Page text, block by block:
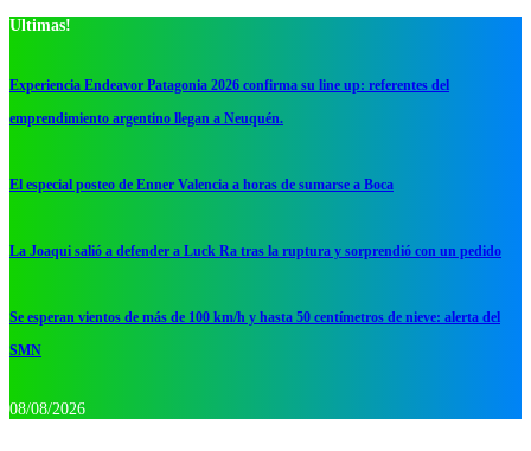
Ultimas!
Experiencia Endeavor Patagonia 2026 confirma su line up: referentes del
emprendimiento argentino llegan a Neuquén.
El especial posteo de Enner Valencia a horas de sumarse a Boca
La Joaqui salió a defender a Luck Ra tras la ruptura y sorprendió con un pedido
Se esperan vientos de más de 100 km/h y hasta 50 centímetros de nieve: alerta del
SMN
08/08/2026